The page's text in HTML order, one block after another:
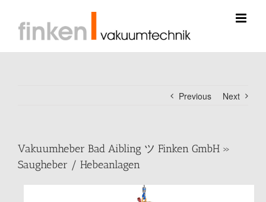
content
Previous Next
Vakuumheber Bad Aibling ツ Finken GmbH »
Saugheber / Hebeanlagen